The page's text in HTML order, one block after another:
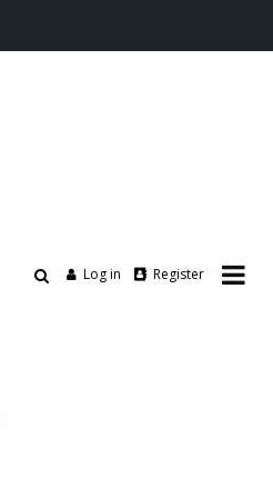
Log in Register